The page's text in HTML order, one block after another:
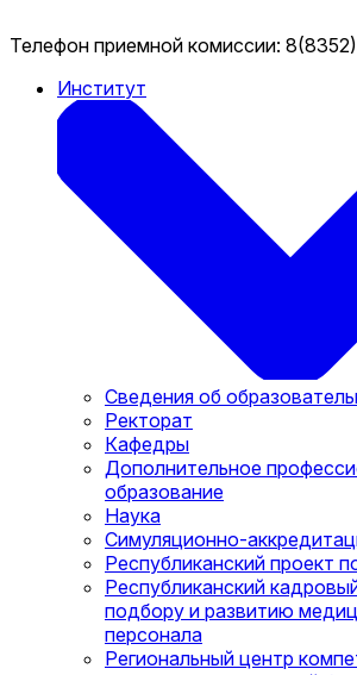
Телефон приемной комиссии:
Институт
Сведения об
Ректорат
Кафедры
Дополнительное
образование
Наука
Симуляционно-
Республиканский проект
Республиканский
подбору и развитию
персонала
Региональный центр